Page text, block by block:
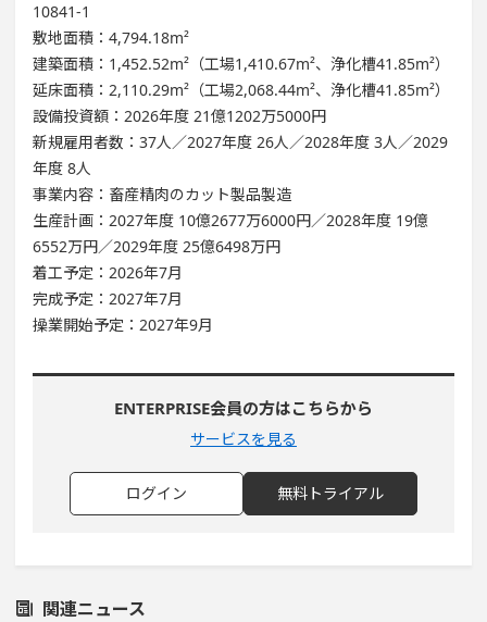
10841-1
敷地面積：4,794.18m²
建築面積：1,452.52m²（工場1,410.67m²、浄化槽41.85m²）
延床面積：2,110.29m²（工場2,068.44m²、浄化槽41.85m²）
設備投資額：2026年度 21億1202万5000円
新規雇用者数：37人／2027年度 26人／2028年度 3人／2029
年度 8人
事業内容：畜産精肉のカット製品製造
生産計画：2027年度 10億2677万6000円／2028年度 19億
6552万円／2029年度 25億6498万円
着工予定：2026年7月
完成予定：2027年7月
操業開始予定：2027年9月
ENTERPRISE会員の方はこちらから
サービスを見る
ログイン 無料トライアル
関連ニュース